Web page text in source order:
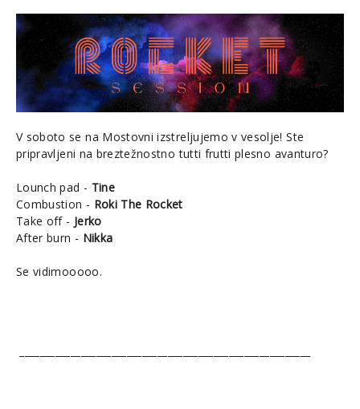
V soboto se na Mostovni izstreljujemo v vesolje! Ste
pripravljeni na breztežnostno tutti frutti plesno avanturo?
Lounch pad - Tine
Combustion - Roki The Rocket
Take off - Jerko
After burn - Nikka
Se vidimooooo.